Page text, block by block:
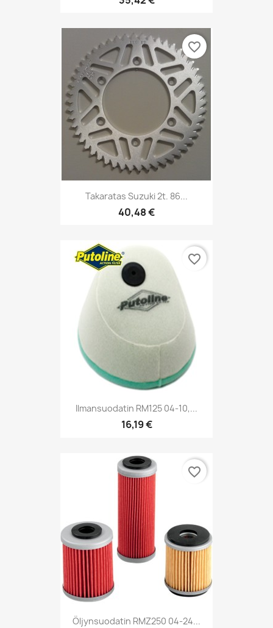
Takaratas Suzuki 2t. 86...
40,48 €
favorite_border
Ilmansuodatin RM125 04-10,...
16,19 €
favorite_border
Öljynsuodatin RMZ250 04-24...
favorite_border